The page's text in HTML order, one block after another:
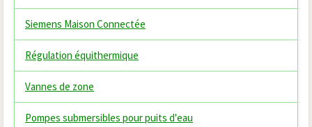
Siemens Maison Connectée
Régulation équithermique
Vannes de zone
Pompes submersibles pour puits d'eau